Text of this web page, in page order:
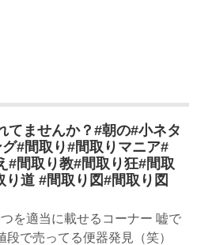
ませんか？#朝の#小ネタ
#間取り#間取りマニア#
#間取り教#間取り狂#間取
り道 #間取り図#間取り図
を適当に載せるコーナー 嘘で
段で売ってる便器発見（笑）